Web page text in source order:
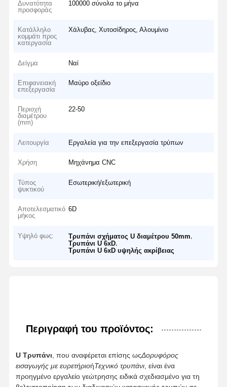
Δυνατότητα
προσφοράς
100000 σύνολα το μήνα
Κατάλληλο
κομμάτι προς
κατεργασία
Χάλυβας, Χυτοσίδηρος, Αλουμίνιο
Δείγμα Ναί
Επιφανειακή
επεξεργασία
Μαύρο οξείδιο
Περιοχή
διαμέτρου
(mm)
22-50
Λειτουργία Εργαλεία για την επεξεργασία τρύπων
Χρήση Μηχάνημα CNC
Τύπος
ψυκτικού
Εσωτερική/εξωτερική
Αποτελεσματικό
μήκος
6D
Υψηλό φως: Τρυπάνι σχήματος U διαμέτρου 50mm
Τρυπάνι U 6xD
Τρυπάνι U 6xD υψηλής ακρίβειας
Περιγραφή του προϊόντος:
U Τρυπάνι , που αναφέρεται επίσης ωςΔορυφόρος
εισαγωγής με ευρετήριοήΤεχνικό τρυπάνι, είναι ένα
προηγμένο εργαλείο γεώτρησης ειδικά σχεδιασμένο για τη